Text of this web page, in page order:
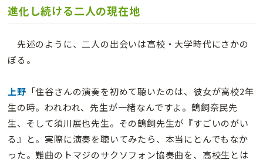
進化し続ける二人の現在地
先述のように、二人の出会いは高校・大学時代にさかの
ぼる。
上野 「住谷さんの演奏を初めて聴いたのは、彼女が高校2年
生の時。われわれ、先生が一緒なんですよ。鶴飼奈民先
生、そして須川展也先生。その鶴飼先生が『すごいのがい
る』と。実際に演奏を聴いてみたら、本当にとんでもなか
った。難曲のトマジのサクソフォン協奏曲を、高校生とは